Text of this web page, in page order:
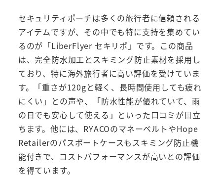
セキュリティポーチは多くの旅行者に信頼される
アイテムですが、その中でも特に支持を集めてい
るのが「LiberFlyer セキリポ」です。この商品
は、完全防水加工とスキミング防止素材を採用し
ており、特に海外旅行者に高い評価を受けていま
す。「重さが120gと軽く、長時間使用しても疲れ
にくい」との声や、「防水性能が優れていて、雨
の日でも安心して使える」といった口コミが目立
ちます。他には、RYACOのマネーベルトやHope
Retailerのパスポートケースもスキミング防止機
能付きで、コストパフォーマンスが高いとの評価
を得ています。